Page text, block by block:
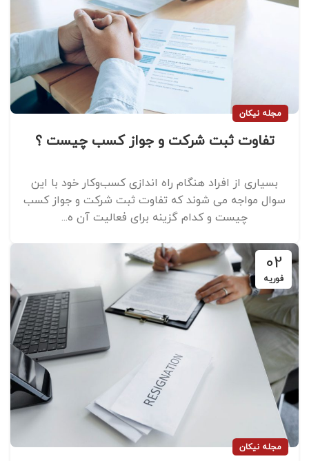
مجله نیکان
تفاوت ثبت شرکت و جواز کسب چیست ؟
بسیاری از افراد هنگام راه اندازی کسب‌وکار خود با این
سوال مواجه می شوند که تفاوت ثبت شرکت و جواز کسب
چیست و کدام گزینه برای فعالیت آن ه...
02
فوریه
مجله نیکان